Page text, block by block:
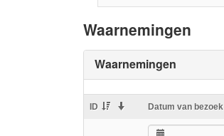
Waarnemingen
Waarnemingen
ID Datum van bezoek